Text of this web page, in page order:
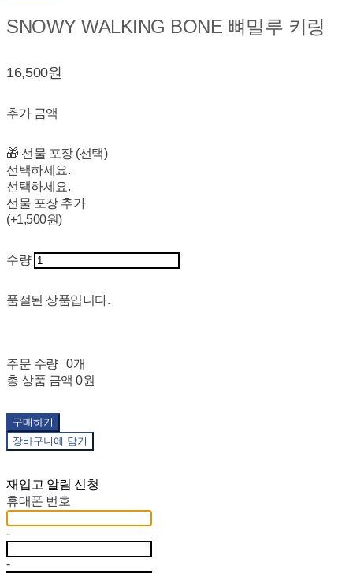
SNOWY WALKING BONE 뼈밀루 키링
16,500원
추가 금액
🎁 선물 포장 (선택)
선택하세요.
선택하세요.
선물 포장 추가
(+1,500원)
수량
품절된 상품입니다.
주문 수량
0개
총 상품 금액 0원
구매하기
장바구니에 담기
재입고 알림 신청
휴대폰 번호
-
-